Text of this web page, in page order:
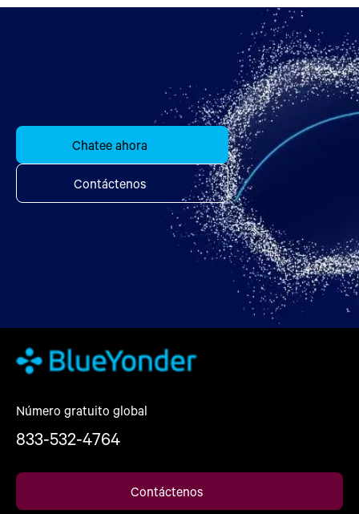
Chatee ahora
Contáctenos
Número gratuito global
833-532-4764
Contáctenos